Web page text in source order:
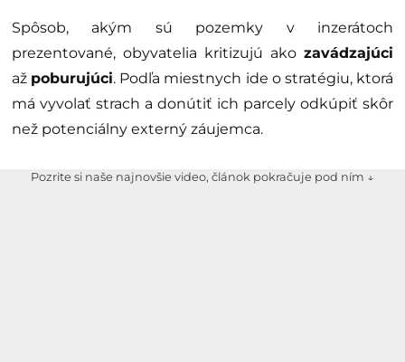
Spôsob, akým sú pozemky v inzerátoch
prezentované, obyvatelia kritizujú ako zavádzajúci
až poburujúci. Podľa miestnych ide o stratégiu, ktorá
má vyvolať strach a donútiť ich parcely odkúpiť skôr
než potenciálny externý záujemca.
Pozrite si naše najnovšie video, článok pokračuje pod ním ↓